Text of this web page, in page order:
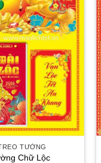
TƯỜNG
Chữ Lộc